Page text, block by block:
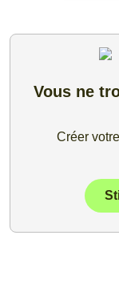
Vous ne
Créer